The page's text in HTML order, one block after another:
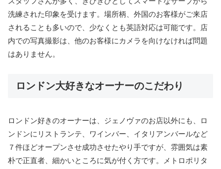
洗練された印象を受けます。場所柄、外国のお客様がご来店
されることも多いので、少なくとも英語対応は可能です。店
内での写真撮影は、他のお客様にカメラを向けなければ問題
はありません。
ロンドン大好きなオーナーのこだわり
ロンドン好きのオーナーは、ジェノヴァのお店以外にも、ロ
ンドンにリストランテ、ワインバー、イタリアンバールなど
７件ほどオープンさせ成功させたやり手ですが、雰囲気は素
朴で正直者、細かいところに気が付く方です。メトロポリタ